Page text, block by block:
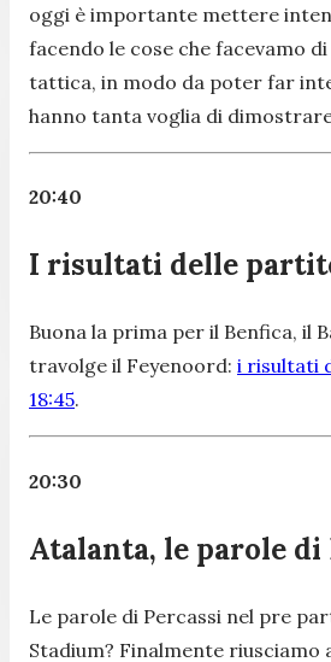
oggi è importante mettere
facendo le cose che facevamo
tattica, in modo da poter far
hanno tanta voglia di
20:40
I risultati delle
Buona la prima per il Benfica, il
travolge il Feyenoord: i risultati
18:45.
20:30
Atalanta, le parole di
Le parole di Percassi nel pre
Stadium? Finalmente riusciamo